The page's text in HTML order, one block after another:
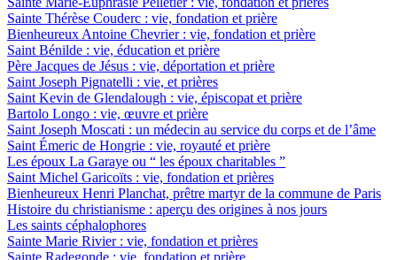
Sainte Thérèse Couderc : vie, fondation et prière
Bienheureux Antoine Chevrier : vie, fondation et prière
Saint Bénilde : vie, éducation et prière
Père Jacques de Jésus : vie, déportation et prière
Saint Joseph Pignatelli : vie, et prières
Saint Kevin de Glendalough : vie, épiscopat et prière
Bartolo Longo : vie, œuvre et prière
Saint Joseph Moscati : un médecin au service du corps et de l’âme
Saint Émeric de Hongrie : vie, royauté et prière
Les époux La Garaye ou “ les époux charitables ”
Saint Michel Garicoïts : vie, fondation et prières
Bienheureux Henri Planchat, prêtre martyr de la commune de Paris
Histoire du christianisme : aperçu des origines à nos jours
Les saints céphalophores
Sainte Marie Rivier : vie, fondation et prières
Sainte Radegonde : vie, fondation et prière